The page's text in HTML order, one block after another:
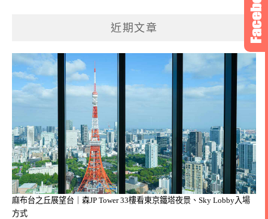
近期文章
麻布台之丘展望台｜森JP Tower 33樓看東京鐵塔夜景、Sky Lobby入場
方式